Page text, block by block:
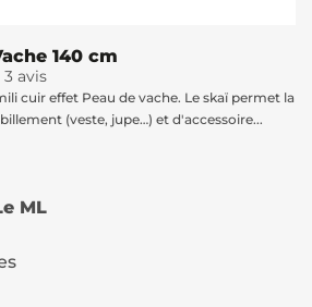
140 cm
3 avis
cuir effet Peau de vache. Le skaï permet la
(veste, jupe…) et d'accessoire...
ML